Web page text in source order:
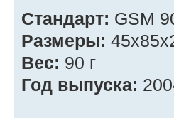
Стандарт: GSM
Размеры:
Вес: 90 г
Год выпуска: